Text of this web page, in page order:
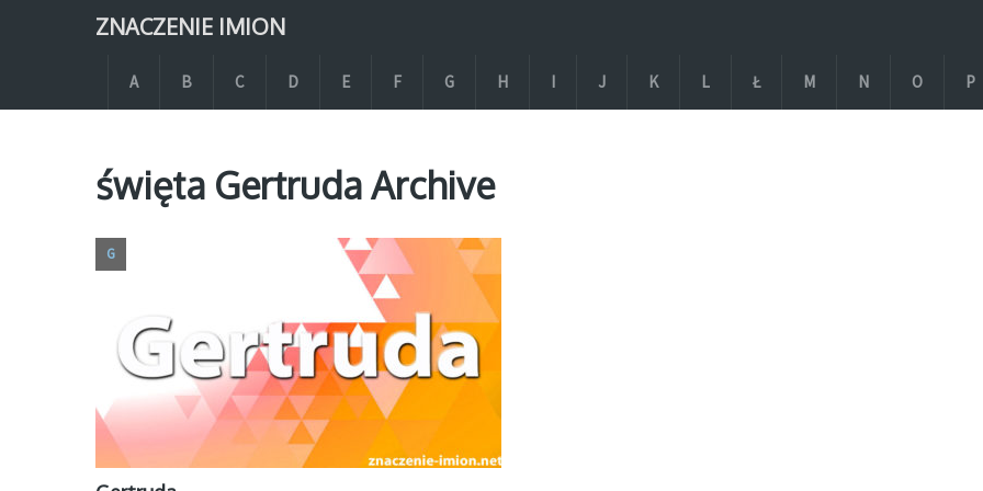
ZNACZENIE IMION
A B C D E F G H I J K L Ł M N O P
święta Gertruda Archive
G